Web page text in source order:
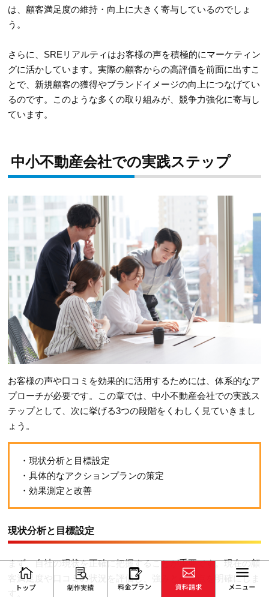
は、顧客満足度の維持・向上に大きく寄与しているのでしょ
う。
さらに、SREリアルティはお客様の声を積極的にマーケティン
グに活かしています。実際の顧客からの高評価を前面に出すこ
とで、新規顧客の獲得やブランドイメージの向上につなげてい
るのです。このような多くの取り組みが、競争力強化に寄与し
ています。
中小不動産会社での実践ステップ
お客様の声や口コミを効果的に活用するためには、体系的なア
プローチが必要です。この章では、中小不動産会社での実践ス
テップとして、次に挙げる3つの段階をくわしく見ていきまし
ょう。
・現状分析と目標設定
・具体的なアクションプランの策定
・効果測定と改善
現状分析と目標設定
まず、自社の現状を正確に把握することが重要です。現在の顧
客満足度や口コミの状況を評価し、強みと改善点を明確にしま
す。